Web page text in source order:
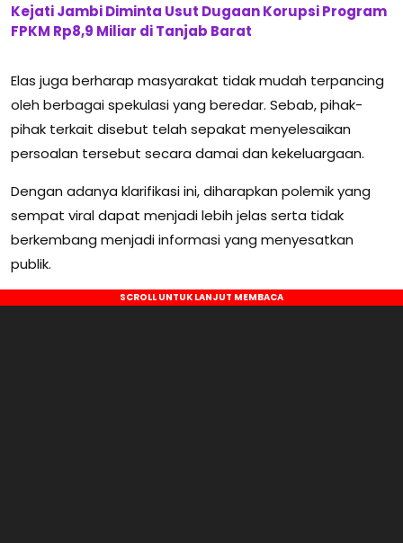
Kejati Jambi Diminta Usut Dugaan Korupsi Program
FPKM Rp8,9 Miliar di Tanjab Barat
Elas juga berharap masyarakat tidak mudah terpancing
oleh berbagai spekulasi yang beredar. Sebab, pihak-
pihak terkait disebut telah sepakat menyelesaikan
persoalan tersebut secara damai dan kekeluargaan.
Dengan adanya klarifikasi ini, diharapkan polemik yang
sempat viral dapat menjadi lebih jelas serta tidak
berkembang menjadi informasi yang menyesatkan
publik.